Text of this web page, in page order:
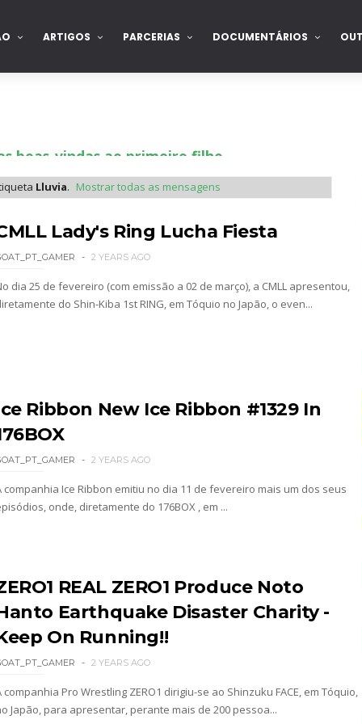
ARTIGOS PARCERIAS DOCUMENTÁRIOS
boas-vindas ao primeiro filho
no SummerSlam
Fatu destrói Royce Keys em Street Fight e troca
e Penta superam armadilhas de Dominik
Breakker supera Joe Hendry após
guerra com Brock Lesnar e deixa aviso a
RAW: Becky Lynch e Stephanie Vaquer
no Money in the Bank
Lluvia. Mostrar todas as mensagens
Lady's Ring Lucha Fiesta
2 YEARS AGO
dia 25 de fevereiro (com emissão a 02 de março), a CMLL apresentou,
do Shin-Kiba 1st RING, em Tóquio no Japão, o even...
Ribbon New Ice Ribbon #1329 In
2 YEARS AGO
companhia Ice Ribbon emitiu no dia 11 de fevereiro mais um dos seus
onde, diretamente do 176BOX , em ...
REAL ZERO1 Produce Noto
Earthquake Disaster Charity -
On Running!!
2 YEARS AGO
companhia Pro Wrestling ZERO1 dirigiu-se ao Shinzuku FACE, em Tóquio,
Japão, para apresentar, perante mais de 200 pessoa...